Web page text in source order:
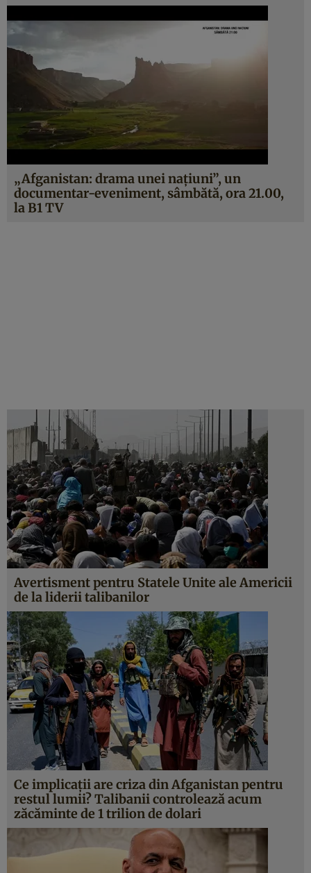
„Afganistan: drama unei naţiuni”, un
documentar-eveniment, sâmbătă, ora 21.00,
la B1 TV
Avertisment pentru Statele Unite ale Americii
de la liderii talibanilor
Ce implicații are criza din Afganistan pentru
restul lumii? Talibanii controlează acum
zăcăminte de 1 trilion de dolari